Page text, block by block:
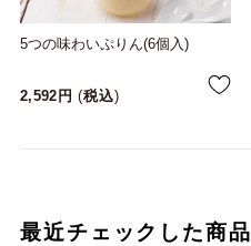
5つの味わいぷりん(6個入)
2,592 税込
最近チェックした商品